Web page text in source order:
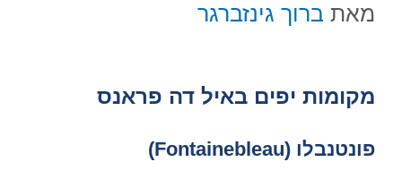
מאת ברוך גינזברגר
מקומות יפים באיל דה פראנס
פונטנבלו (Fontainebleau)